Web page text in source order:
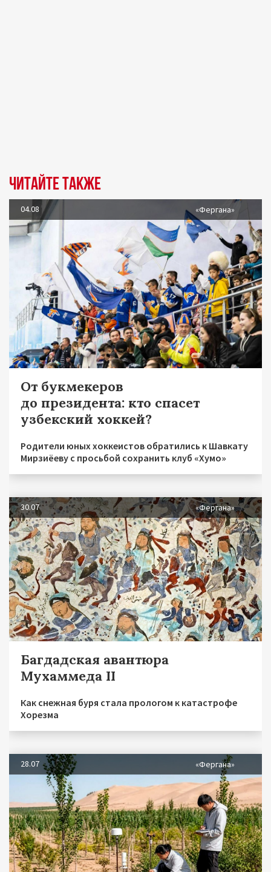
Читайте также
04.08 «Фергана»
От букмекеров
до президента: кто спасет
узбекский хоккей?
Родители юных хоккеистов обратились к Шавкату
Мирзиёеву с просьбой сохранить клуб «Хумо»
30.07 «Фергана»
Багдадская авантюра
Мухаммеда II
Как снежная буря стала прологом к катастрофе
Хорезма
28.07 «Фергана»